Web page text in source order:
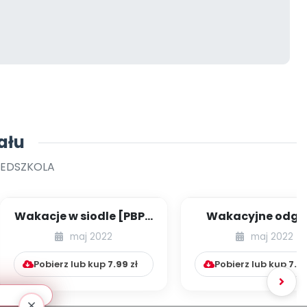
Wakacje w siodle [PBP -
dzieci młodszych -
numer 2]
maj 2022
Pobierz lub kup 7.99 zł
Wakacyjne
[PBP - dzieci
numer 3]
maj 2022
Pobierz lub kup